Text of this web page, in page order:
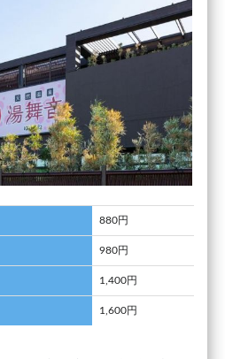
880円
980円
1,400円
1,600円